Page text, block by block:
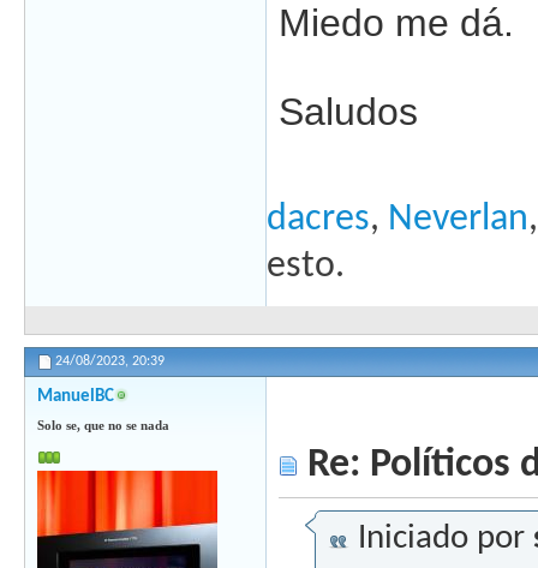
Miedo me dá.
Saludos
dacres, Neverlan
esto.
24/08/2023, 20:39
ManuelBC
Solo se, que no se nada
Re: Políticos
Iniciado por